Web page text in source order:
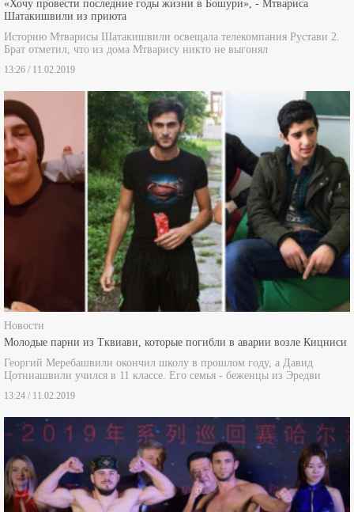
«Хочу провести последние годы жизни в Бошури», - Мтвариса
Шатакишвили из приюта
Историю Мтварисы Шатакишвили освещала телекомпания Рустави 2.
Брат отметил, что из дома Мтварису никто не выгонял
13:26 / 11.02.2019
Новости
Молодые парни из Тквиави, которые погибли в аварии возле Кицниси
Георгий Меребашвили окончил школу в прошлом году, а Давид
Цотниашвили учился в 11 классе. Его семья - беженцы из Эредви
13:24 / 11.02.2019